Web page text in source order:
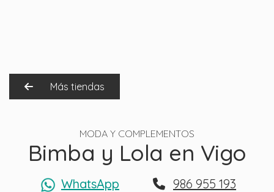
Más tiendas
MODA Y COMPLEMENTOS
Bimba y Lola en Vigo
WhatsApp
986 955 193